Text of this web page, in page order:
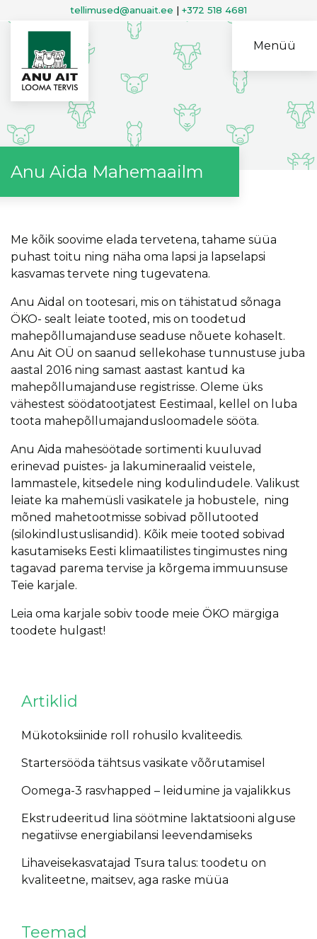
tellimused@anuait.ee | +372 518 4681
Menüü
Anu Aida Mahemaailm
Me kõik soovime elada tervetena, tahame süüa
puhast toitu ning näha oma lapsi ja lapselapsi
kasvamas tervete ning tugevatena.
Anu Aidal on tootesari, mis on tähistatud sõnaga
ÖKO- sealt leiate tooted, mis on toodetud
mahepõllumajanduse seaduse nõuete kohaselt.
Anu Ait OÜ on saanud sellekohase tunnustuse juba
aastal 2016 ning samast aastast kantud ka
mahepõllumajanduse registrisse. Oleme üks
vähestest söödatootjatest Eestimaal, kellel on luba
toota mahepõllumajandusloomadele sööta.
Anu Aida mahesöötade sortimenti kuuluvad
erinevad puistes- ja lakumineraalid veistele,
lammastele, kitsedele ning kodulindudele. Valikust
leiate ka mahemüsli vasikatele ja hobustele, ning
mõned mahetootmisse sobivad põllutooted
(silokindlustuslisandid). Kõik meie tooted sobivad
kasutamiseks Eesti klimaatilistes tingimustes ning
tagavad parema tervise ja kõrgema immuunsuse
Teie karjale.
Leia oma karjale sobiv toode meie ÖKO märgiga
toodete hulgast!
Artiklid
Mükotoksiinide roll rohusilo kvaliteedis.
Startersööda tähtsus vasikate võõrutamisel
Oomega-3 rasvhapped – leidumine ja vajalikkus
Ekstrudeeritud lina söötmine laktatsiooni alguse
negatiivse energiabilansi leevendamiseks
Lihaveisekasvatajad Tsura talus: toodetu on
kvaliteetne, maitsev, aga raske müüa
Teemad